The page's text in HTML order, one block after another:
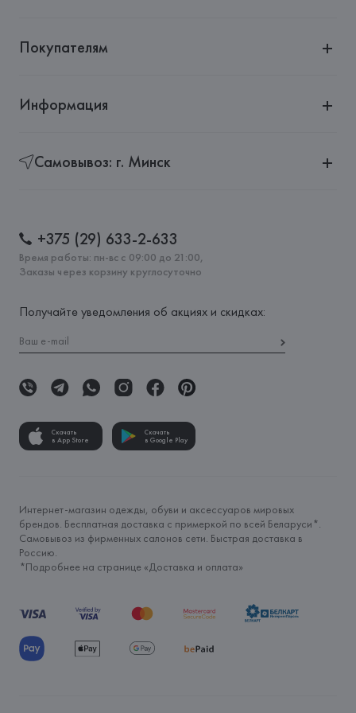
Покупателям
Информация
Самовывоз: г. Минск
+375 (29) 633-2-633
Время работы: пн-вс с 09:00 до 21:00,
Заказы через корзину круглосуточно
Получайте уведомления об акциях и скидках:
Скачать
в App Store
Скачать
в Google Play
Интернет-магазин одежды, обуви и аксессуаров мировых
брендов. Бесплатная доставка с примеркой по всей Беларуси*.
Самовывоз из фирменных салонов сети. Быстрая доставка в
Россию.
*Подробнее на странице «Доставка и оплата»